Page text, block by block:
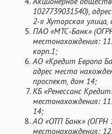
1027739031540),
2-я Хуторская
ПАО «МТС-Банк»
местонахождения:
корп.1;
АО «Кредит Европа
адрес места
проспект, дом 14;
КБ «Ренессанс
местонахождения:
14;
АО «ОТП Банк» (ОГРН
местонахождения: